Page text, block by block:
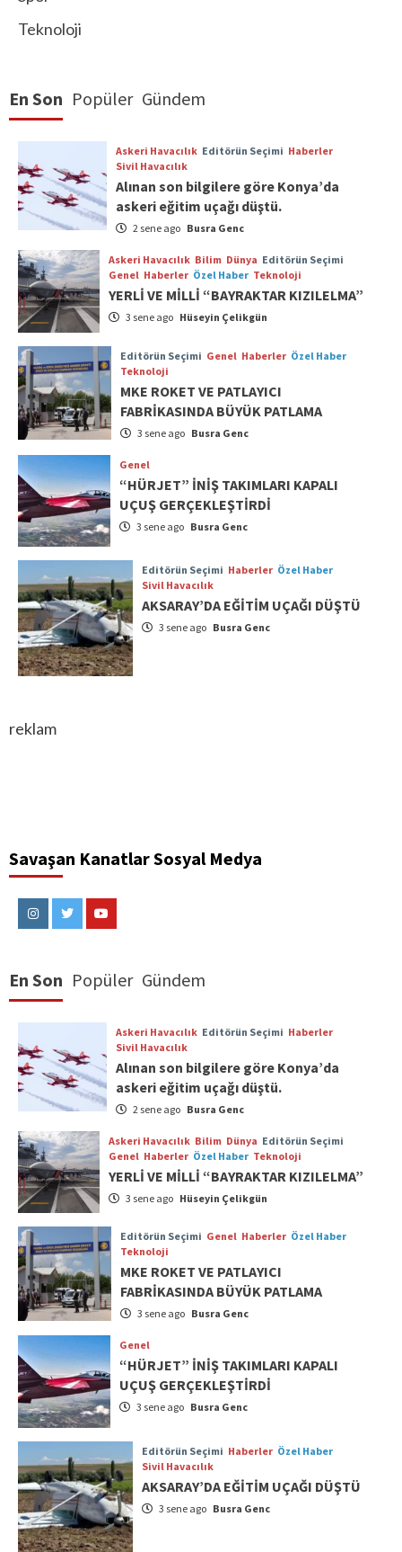
Teknoloji
En Son Popüler Gündem
Askeri Havacılık Editörün Seçimi Haberler
Sivil Havacılık
Alınan son bilgilere göre Konya’da
askeri eğitim uçağı düştü.
2 sene ago Busra Genc
Askeri Havacılık Bilim Dünya Editörün Seçimi
Genel Haberler Özel Haber Teknoloji
YERLİ VE MİLLİ “BAYRAKTAR KIZILELMA”
3 sene ago Hüseyin Çelikgün
Editörün Seçimi Genel Haberler Özel Haber
Teknoloji
MKE ROKET VE PATLAYICI
FABRİKASINDA BÜYÜK PATLAMA
3 sene ago Busra Genc
Genel
“HÜRJET” İNİŞ TAKIMLARI KAPALI
UÇUŞ GERÇEKLEŞTİRDİ
3 sene ago Busra Genc
Editörün Seçimi Haberler Özel Haber
Sivil Havacılık
AKSARAY’DA EĞİTİM UÇAĞI DÜŞTÜ
3 sene ago Busra Genc
reklam
Savaşan Kanatlar Sosyal Medya
InstagramTwitterYoutube
En Son Popüler Gündem
Askeri Havacılık Editörün Seçimi Haberler
Sivil Havacılık
Alınan son bilgilere göre Konya’da
askeri eğitim uçağı düştü.
2 sene ago Busra Genc
Askeri Havacılık Bilim Dünya Editörün Seçimi
Genel Haberler Özel Haber Teknoloji
YERLİ VE MİLLİ “BAYRAKTAR KIZILELMA”
3 sene ago Hüseyin Çelikgün
Editörün Seçimi Genel Haberler Özel Haber
Teknoloji
MKE ROKET VE PATLAYICI
FABRİKASINDA BÜYÜK PATLAMA
3 sene ago Busra Genc
Genel
“HÜRJET” İNİŞ TAKIMLARI KAPALI
UÇUŞ GERÇEKLEŞTİRDİ
3 sene ago Busra Genc
Editörün Seçimi Haberler Özel Haber
Sivil Havacılık
AKSARAY’DA EĞİTİM UÇAĞI DÜŞTÜ
3 sene ago Busra Genc